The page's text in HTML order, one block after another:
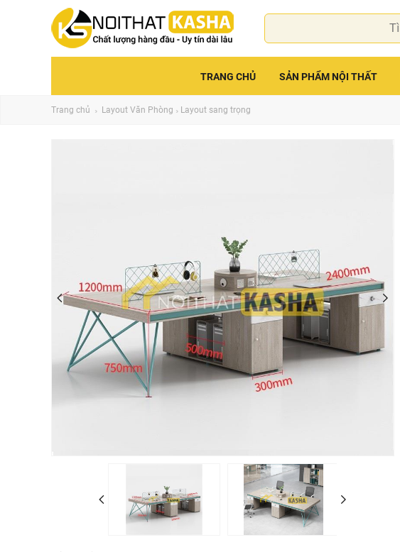
TRANG CHỦ SẢN PHẨM NỘI THẤT
Trang chủ Layout Văn Phòng Layout sang trọng